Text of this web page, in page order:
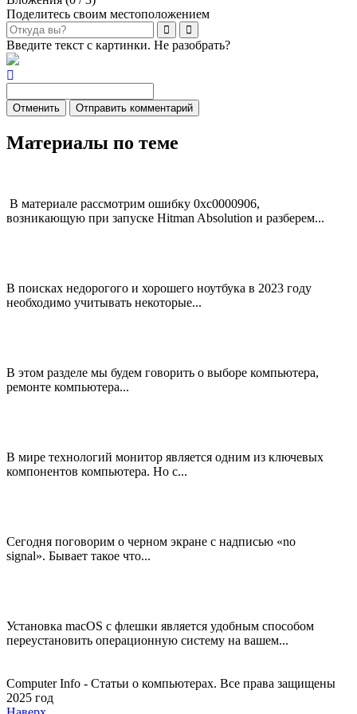
Поделитесь своим местоположением
Введите текст с картинки. Не разобрать?
Отменить Отправить комментарий
Материалы по теме
В материале рассмотрим ошибку 0xc0000906,
возникающую при запуске Hitman Absolution и разберем...
В поисках недорогого и хорошего ноутбука в 2023 году
необходимо учитывать некоторые...
В этом разделе мы будем говорить о выборе компьютера,
ремонте компьютера...
В мире технологий монитор является одним из ключевых
компонентов компьютера. Но с...
Сегодня поговорим о черном экране с надписью «no
signal». Бывает такое что...
Установка macOS с флешки является удобным способом
переустановить операционную систему на вашем...
Computer Info - Статьи о компьютерах. Все права защищены
2025 год